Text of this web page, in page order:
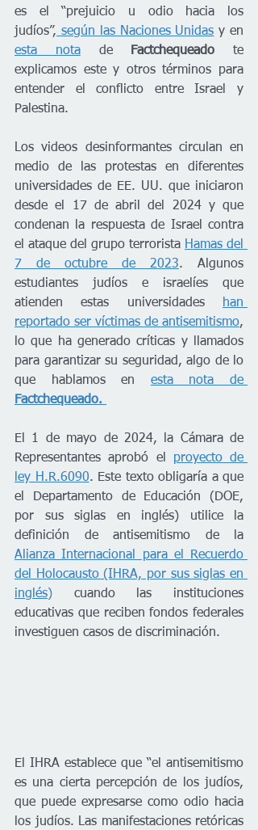
es el “prejuicio u odio hacia los
judíos”, según las Naciones Unidas
esta nota de Factchequeado te
explicamos este y otros términos para
entender el conflicto entre Israel y
Palestina.
Los videos desinformantes circulan en
medio de las protestas en diferentes
universidades de EE. UU. que iniciaron
desde el 17 de abril del 2024 y que
condenan la respuesta de Israel contra
el ataque del grupo terrorista Hamas del
7 de octubre de 2023. Algunos
estudiantes judíos e israelíes que
atienden estas universidades
han
reportado ser víctimas de antisemitismo,
lo que ha generado críticas y llamados
para garantizar su seguridad, algo de lo
que hablamos en esta nota de
Factchequeado.
El 1 de mayo de 2024, la Cámara de
Representantes aprobó el proyecto de
ley H.R.6090. Este texto obligaría a que
el Departamento de Educación (DOE,
por sus siglas en inglés) utilice la
Alianza Internacional para el Recuerdo
del Holocausto (IHRA, por sus siglas en
inglés) cuando las instituciones
educativas que reciben fondos federales
investiguen casos de discriminación.
El IHRA establece que “el antisemitismo
es una cierta percepción de los judíos,
que puede expresarse como odio hacia
los judíos. Las manifestaciones retóricas